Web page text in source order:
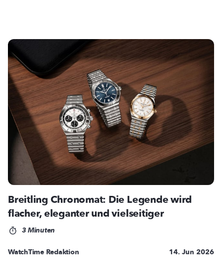
Breitling Chronomat: Die Legende wird
flacher, eleganter und vielseitiger
3 Minuten
WatchTime Redaktion 14. Jun 2026